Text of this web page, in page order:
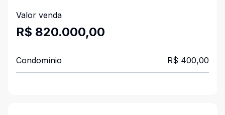
Valor venda
R$ 820.000,00
Condomínio R$ 400,00